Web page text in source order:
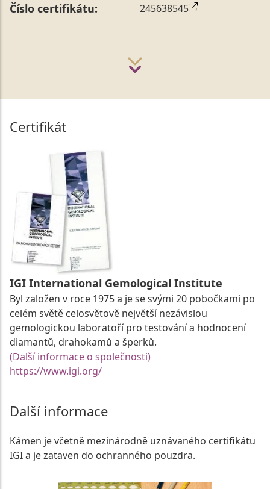
Číslo certifikátu: 245638545
Certifikát
IGI International Gemological Institute
Byl založen v roce 1975 a je se svými 20 pobočkami po
celém světě celosvětově největší nezávislou
gemologickou laboratoří pro testování a hodnocení
diamantů, drahokamů a šperků.
(Další informace o společnosti)
https://www.igi.org/
Další informace
Kámen je včetně mezinárodně uznávaného certifikátu
IGI a je zataven do ochranného pouzdra.